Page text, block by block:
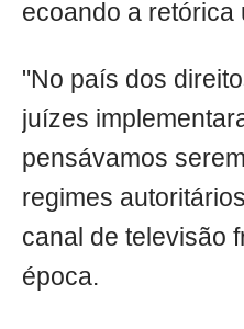
ecoando a retórica
"No país dos
juízes
pensávamos
regimes
canal de televisão
época.